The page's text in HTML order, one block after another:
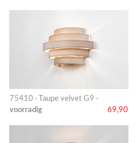
75410 · Taupe velvet G9 ·
voorradig
69,90